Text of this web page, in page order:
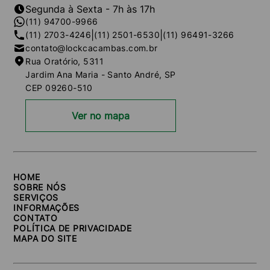
Segunda à Sexta - 7h às 17h
(11) 94700-9966
(11) 2703-4246 (11) 2501-6530 (11) 96491-3266
contato@lockcacambas.com.br
Rua Oratório, 5311
Jardim Ana Maria - Santo André, SP
CEP 09260-510
Ver no mapa
HOME
SOBRE NÓS
SERVIÇOS
INFORMAÇÕES
CONTATO
POLÍTICA DE PRIVACIDADE
MAPA DO SITE